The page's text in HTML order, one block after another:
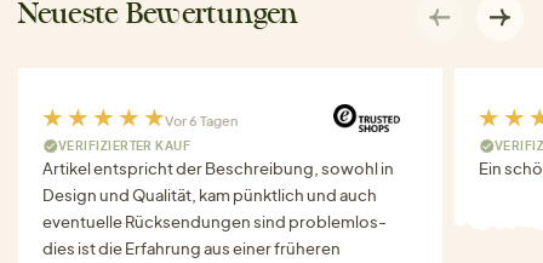
Neueste Bewertungen
Vor 6 Tagen
VERIFIZIERTER KAUF
Artikel entspricht der Beschreibung, sowohl in
Design und Qualität, kam pünktlich und auch
eventuelle Rücksendungen sind problemlos-
dies ist die Erfahrung aus einer früheren
Ein